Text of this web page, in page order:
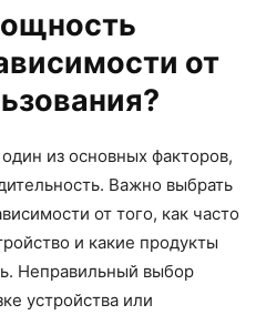
от
из основных факторов,
Важно выбрать
от того, как часто
и какие продукты
Неправильный выбор
устройства или